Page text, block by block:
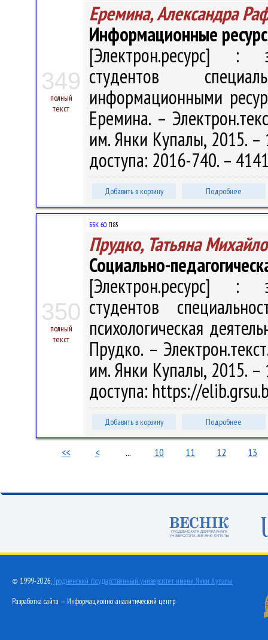
349
полный
текст
Еремина, Александра
Информационные
[Электрон.ресурс] :
студентов
информационными
Еремина. –
им. Янки Купалы, 2015. –
доступа: 2016-740. –
Добавить в корзину Подробнее
350
полный
текст
ББК 60.П85
Прудко, Татьяна
Социально-
[Электрон.ресурс] :
студентов
психологическая
Прудко. –
им. Янки Купалы, 2015. –
доступа: https://
Добавить в корзину Подробнее
<< < ... 10 11 12 13
© 1999-2026, Гродненский государственный университет имени Янки Купалы
Разработка сайта — Информационно-аналитический центр